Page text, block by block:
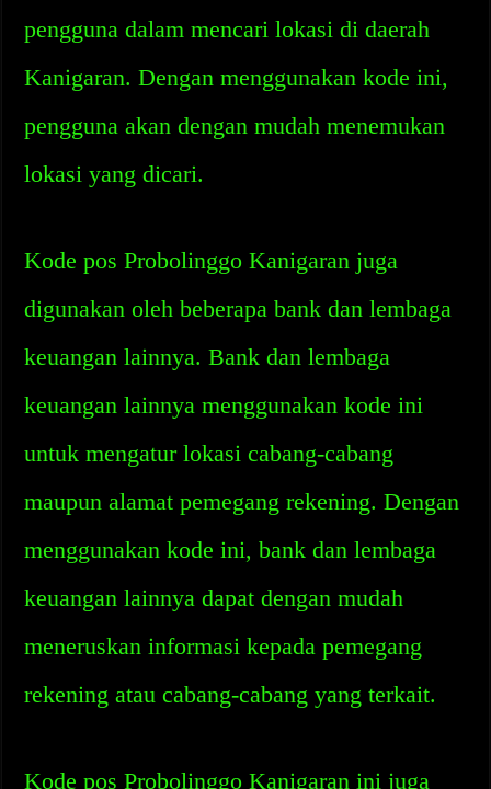
pengguna dalam mencari lokasi di daerah
Kanigaran. Dengan menggunakan kode ini,
pengguna akan dengan mudah menemukan
lokasi yang dicari.
Kode pos Probolinggo Kanigaran juga
digunakan oleh beberapa bank dan lembaga
keuangan lainnya. Bank dan lembaga
keuangan lainnya menggunakan kode ini
untuk mengatur lokasi cabang-cabang
maupun alamat pemegang rekening. Dengan
menggunakan kode ini, bank dan lembaga
keuangan lainnya dapat dengan mudah
meneruskan informasi kepada pemegang
rekening atau cabang-cabang yang terkait.
Kode pos Probolinggo Kanigaran ini juga